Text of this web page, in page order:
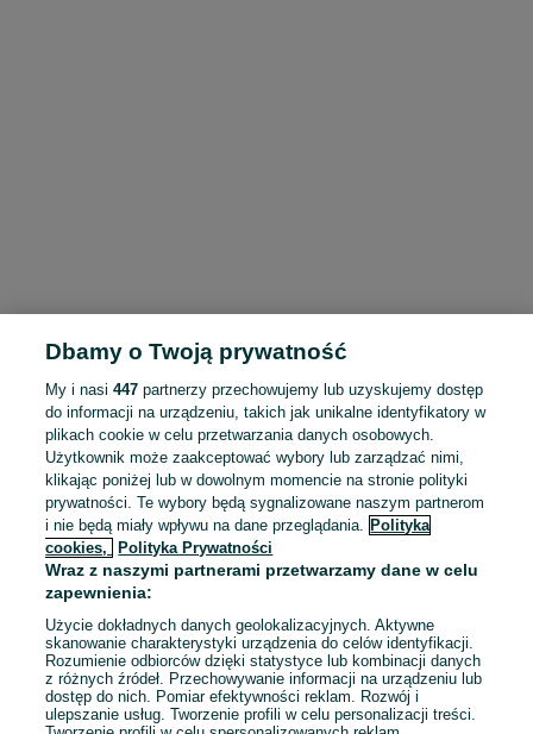
To ogłoszenie nie jest już dostępne
Przejdź na stronę główną
Dbamy o Twoją prywatność
My i nasi447 partnerzy przechowujemy lub uzyskujemy dostęp
do informacji na urządzeniu, takich jak unikalne identyfikatory w
plikach cookie w celu przetwarzania danych osobowych.
Użytkownik może zaakceptować wybory lub zarządzać nimi,
klikając poniżej lub w dowolnym momencie na stronie polityki
prywatności. Te wybory będą sygnalizowane naszym partnerom
i nie będą miały wpływu na dane przeglądania. Polityka
cookies,
Polityka Prywatności
Wraz z naszymi partnerami przetwarzamy dane w celu
zapewnienia:
Użycie dokładnych danych geolokalizacyjnych. Aktywne
skanowanie charakterystyki urządzenia do celów identyfikacji.
Rozumienie odbiorców dzięki statystyce lub kombinacji danych
z różnych źródeł. Przechowywanie informacji na urządzeniu lub
dostęp do nich. Pomiar efektywności reklam. Rozwój i
ulepszanie usług. Tworzenie profili w celu personalizacji treści.